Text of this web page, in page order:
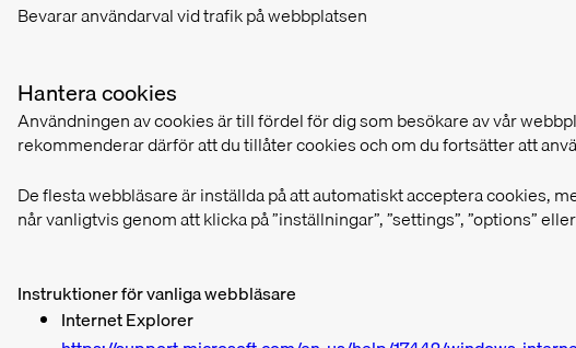
Bevarar användarval vid trafik på webbplatsen
Hantera cookies
Användningen av cookies är till fördel för dig som besökare av vår
rekommenderar därför att du tillåter cookies och om du fortsätter att
De flesta webbläsare är inställda på att automatiskt acceptera cookies,
når vanligtvis genom att klicka på ”inställningar”, ”settings”, ”options”
Instruktioner för vanliga webbläsare
Internet Explorer